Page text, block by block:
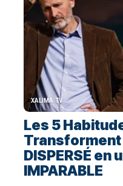
XALIMA TV
Les 5
Transforment
DISPERSÉ en
IMPARABLE